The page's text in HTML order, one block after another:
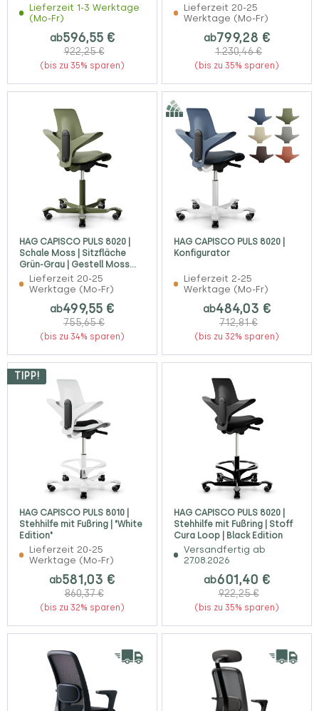
Lieferzeit 1-3 Werktage
(Mo-Fr)
ab596,55 €
922,25 €
(bis zu 35% sparen)
Lieferzeit 20-25
Werktage (Mo-Fr)
ab799,28 €
1.230,46 €
(bis zu 35% sparen)
HAG CAPISCO PULS 8020 |
Schale Moss | Sitzfläche
Grün-Grau | Gestell Moss
Grey
Lieferzeit 20-25
Werktage (Mo-Fr)
ab499,55 €
755,65 €
(bis zu 34% sparen)
HAG CAPISCO PULS 8020 |
Konfigurator
Lieferzeit 2-25
Werktage (Mo-Fr)
ab484,03 €
712,81 €
(bis zu 32% sparen)
TIPP!
HAG CAPISCO PULS 8010 |
Stehhilfe mit Fußring | "White
Edition"
Lieferzeit 20-25
Werktage (Mo-Fr)
ab581,03 €
860,37 €
(bis zu 32% sparen)
HAG CAPISCO PULS 8020 |
Stehhilfe mit Fußring | Stoff
Cura Loop | Black Edition
Versandfertig ab
27.08.2026
ab601,40 €
922,25 €
(bis zu 35% sparen)